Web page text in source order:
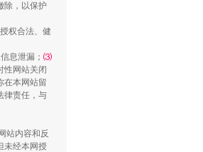
除，以保护
权合法、健
息泄漏； ⑶
性网站关闭
在本网站留
律责任，与
站内容和反
未经本网授